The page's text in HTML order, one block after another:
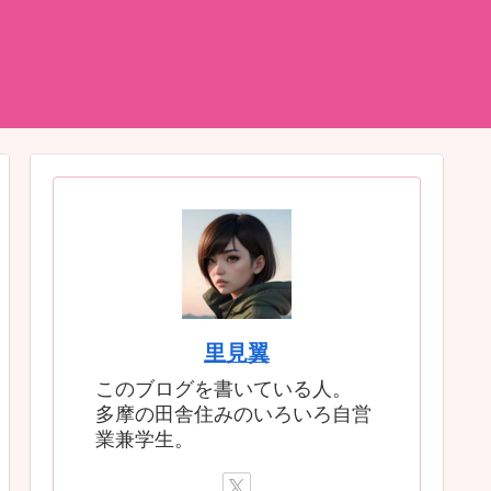
里見翼
このブログを書いている人。
多摩の田舎住みのいろいろ自営
業兼学生。